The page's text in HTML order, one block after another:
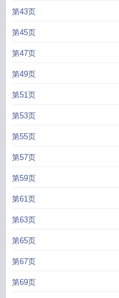
第43页
第45页
第47页
第49页
第51页
第53页
第55页
第57页
第59页
第61页
第63页
第65页
第67页
第69页